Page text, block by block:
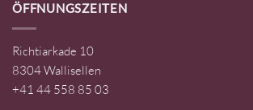
ÖFFNUNGSZEITEN
Richtiarkade 10
8304 Wallisellen
+41 44 558 85 03